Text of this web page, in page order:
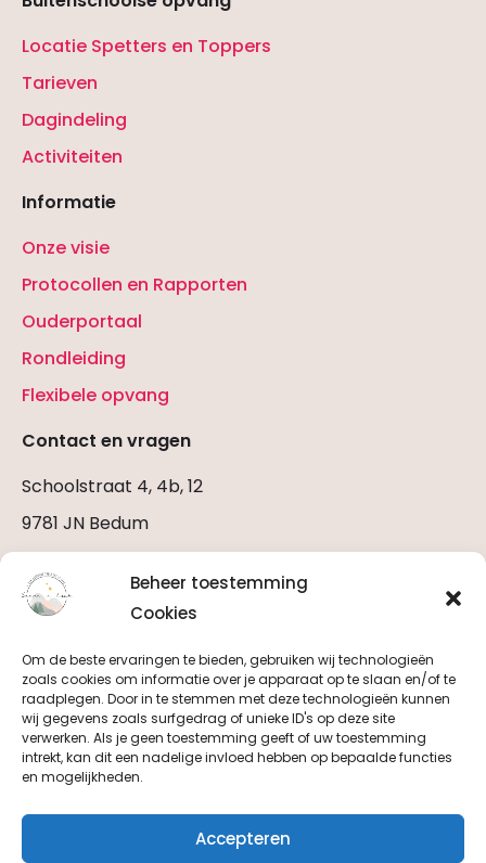
Beheer toestemming
Cookies
Om de beste ervaringen te bieden, gebruiken wij technologieën
zoals cookies om informatie over je apparaat op te slaan en/of te
raadplegen. Door in te stemmen met deze technologieën kunnen
wij gegevens zoals surfgedrag of unieke ID's op deze site
verwerken. Als je geen toestemming geeft of uw toestemming
intrekt, kan dit een nadelige invloed hebben op bepaalde functies
en mogelijkheden.
Accepteren
Locatie Spetters en Toppers
Tarieven
Dagindeling
Activiteiten
Informatie
Onze visie
Protocollen en Rapporten
Ouderportaal
Rondleiding
Flexibele opvang
Contact en vragen
Schoolstraat 4, 4b, 12
9781 JN Bedum
Stuur een E-mail
Bel ons (06 2922 0979)
Horen, zien
en volgen